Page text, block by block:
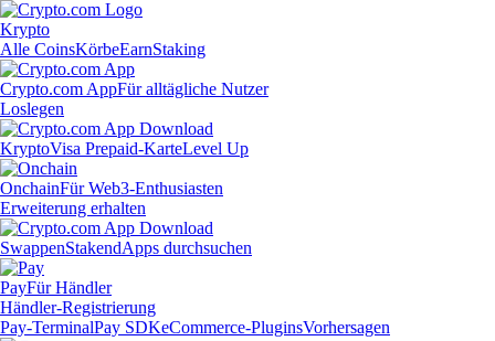
Krypto
Alle CoinsKörbeEarnStaking
Crypto.com AppFür alltägliche Nutzer
Loslegen
KryptoVisa Prepaid-KarteLevel Up
OnchainFür Web3-Enthusiasten
Erweiterung erhalten
SwappenStakendApps durchsuchen
PayFür Händler
Händler-Registrierung
Pay-TerminalPay SDKeCommerce-PluginsVorhersagen